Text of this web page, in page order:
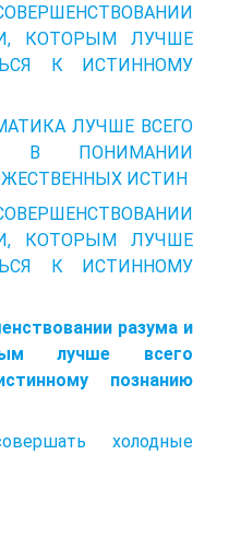
КОТОРЫМ ЛУЧШЕ
К ИСТИННОМУ
ЛУЧШЕ ВСЕГО
В ПОНИМАНИИ
ИСТИН
КОТОРЫМ ЛУЧШЕ
К ИСТИННОМУ
разума и
лучше всего
познанию
холодные